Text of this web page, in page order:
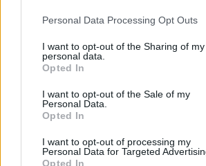
Please note that this website/app uses
not limited to your visit or usage
grant or deny consent to Google and its
use your data for below specified
consent section.
Personal Data Processing Opt Outs
I want to opt-out of the Sharing of my
personal data.
Opted In
I want to opt-out of the Sale of my
Personal Data.
Opted In
I want to opt-out of processing my
Personal Data for Targeted
Opted In
ÖRÜLÖK, HOGY ISKOLÁBA JÁRHATOK
el Lane, majdhozzátette
„Egész idő alatt mosolyogva szállt fel
szóval igen, most már sokkal jobban
Miután gesztusa vírusszerűen elterjedt,
legtöbbet emlegetett ember lett, aki az